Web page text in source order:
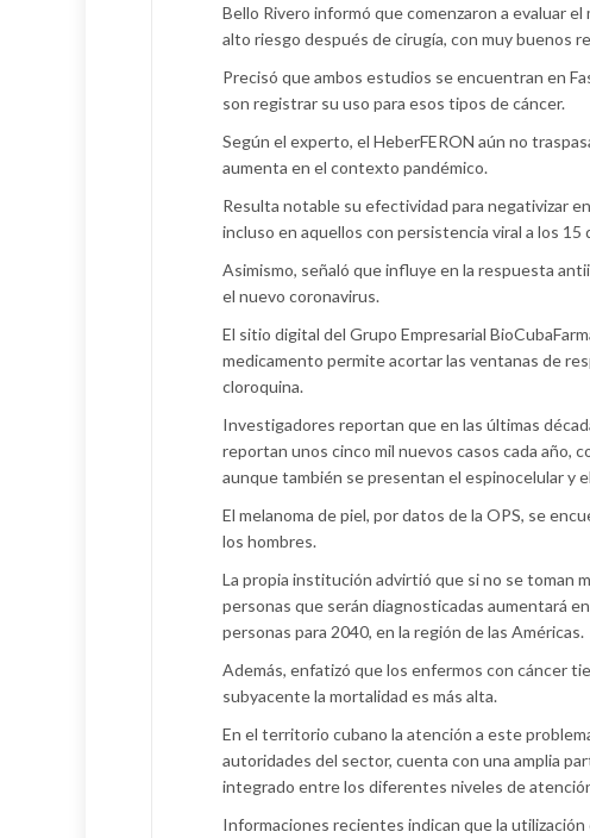
Bello Rivero informó que comenzaron a evaluar
alto riesgo después de cirugía, con muy buenos
Precisó que ambos estudios se encuentran en
son registrar su uso para esos tipos de cáncer.
Según el experto, el HeberFERON aún no
aumenta en el contexto pandémico.
Resulta notable su efectividad para negativizar
incluso en aquellos con persistencia viral a los 15
Asimismo, señaló que influye en la respuesta
el nuevo coronavirus.
El sitio digital del Grupo Empresarial
medicamento permite acortar las ventanas de
cloroquina.
Investigadores reportan que en las últimas
reportan unos cinco mil nuevos casos cada año,
aunque también se presentan el espinocelular y
El melanoma de piel, por datos de la OPS, se
los hombres.
La propia institución advirtió que si no se toman
personas que serán diagnosticadas aumentará
personas para 2040, en la región de las Américas.
Además, enfatizó que los enfermos con cáncer
subyacente la mortalidad es más alta.
En el territorio cubano la atención a este
autoridades del sector, cuenta con una amplia
integrado entre los diferentes niveles de
Informaciones recientes indican que la